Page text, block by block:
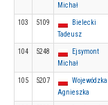
Michał
103 5109
Bielecki
Tadeusz
104 5248
Ejsymont
Michał
105 5207
Wojewódzka
Agnieszka